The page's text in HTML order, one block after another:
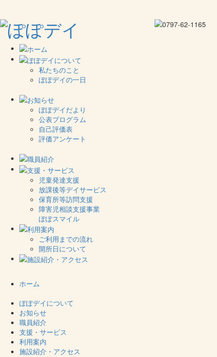
私たちのこと
ぽぽデイの一日
ぽぽデイだより
公表プログラム
自己評価表
評価アンケート
児童発達支援
放課後等デイサービス
保育所等訪問支援
障害児相談支援事業
ぽぽスマイル
ご利用までの流れ
開所日について
ホーム
ぽぽデイについて
お知らせ
職員紹介
支援・サービス
利用案内
施設紹介・アクセス